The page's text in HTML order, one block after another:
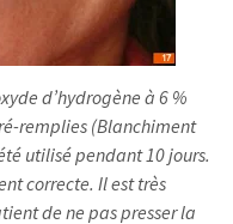
d’hydrogène à 6 %
remplies (Blanchiment
utilisé pendant 10 jours.
correcte. Il est très
de ne pas presser la